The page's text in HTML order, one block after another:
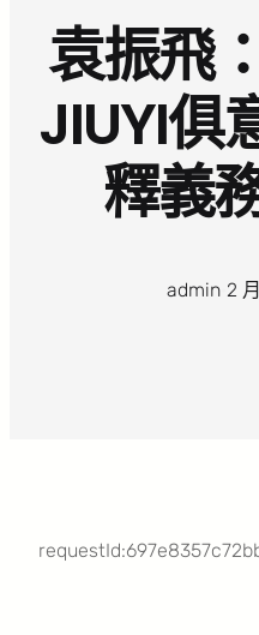
袁振飛
JIUYI俱
釋義
admin· 2